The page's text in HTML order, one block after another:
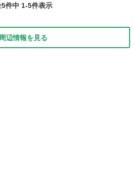
5件中 1-5件表示
周辺情報を見る